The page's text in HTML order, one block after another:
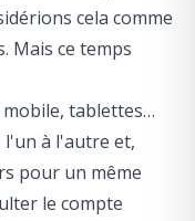
cela comme
Mais ce temps
tablettes…
l'un à l'autre et,
pour un même
le compte